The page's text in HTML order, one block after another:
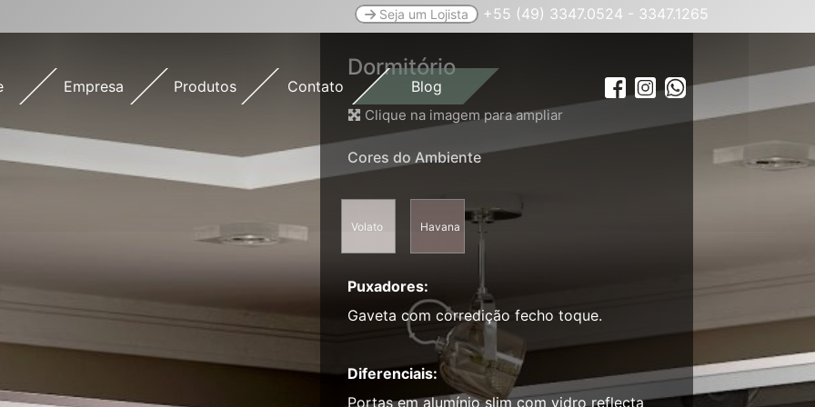
Seja um Lojista +55 (49) 3347.0524 - 3347.1265
Empresa Produtos Contato Blog
Dormitório
Clique na imagem para ampliar
Cores do Ambiente
Volato Havana
Puxadores:
Gaveta com corredição fecho toque.
Diferenciais:
Portas em alumínio slim com vidro reflecta